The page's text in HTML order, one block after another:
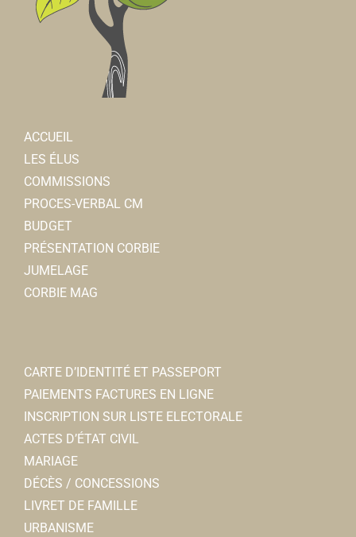
ACCUEIL
LES ÉLUS
COMMISSIONS
PROCES-VERBAL CM
BUDGET
PRÉSENTATION CORBIE
JUMELAGE
CORBIE MAG
CARTE D’IDENTITÉ ET PASSEPORT
PAIEMENTS FACTURES EN LIGNE
INSCRIPTION SUR LISTE ELECTORALE
ACTES D’ÉTAT CIVIL
MARIAGE
DÉCÈS / CONCESSIONS
LIVRET DE FAMILLE
URBANISME